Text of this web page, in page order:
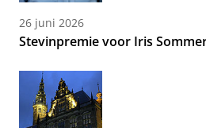
26 juni 2026
Stevinpremie voor Iris